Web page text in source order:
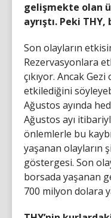
gelişmekte olan
ayrıştı. Peki
Son olayların
Rezervasyonlara
çıkıyor. Ancak
etkilediğini
Ağustos ayında
Ağustos ayı
önlemlerle bu
yaşanan olayların
göstergesi. Son
borsada yaşanan
700 milyon dolara